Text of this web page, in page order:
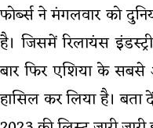
फोर्ब्स ने मंगलवार को
है। जिसमें रिलायंस
बार फिर एशिया के सबसे
हासिल कर लिया है। बता